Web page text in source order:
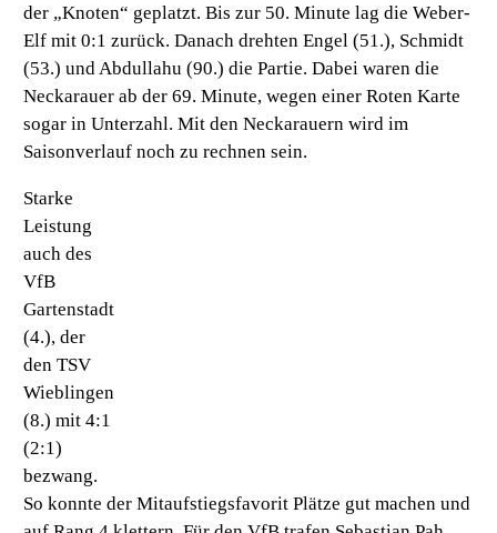
der „Knoten“ geplatzt. Bis zur 50. Minute lag die Weber-
Elf mit 0:1 zurück. Danach drehten Engel (51.), Schmidt
(53.) und Abdullahu (90.) die Partie. Dabei waren die
Neckarauer ab der 69. Minute, wegen einer Roten Karte
sogar in Unterzahl. Mit den Neckarauern wird im
Saisonverlauf noch zu rechnen sein.
Starke
Leistung
auch des
VfB
Gartenstadt
(4.), der
denTSV
Wieblingen
(8.) mit 4:1
(2:1)
bezwang.
So konnte der Mitaufstiegsfavorit Plätze gut machen und